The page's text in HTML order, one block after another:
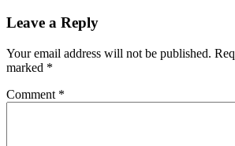
Leave a Reply
Your email address will not be published.
marked *
Comment *